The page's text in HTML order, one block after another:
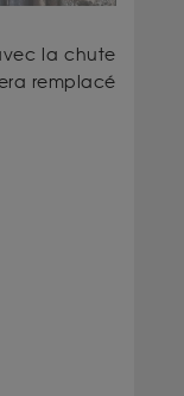
la chute
remplacé